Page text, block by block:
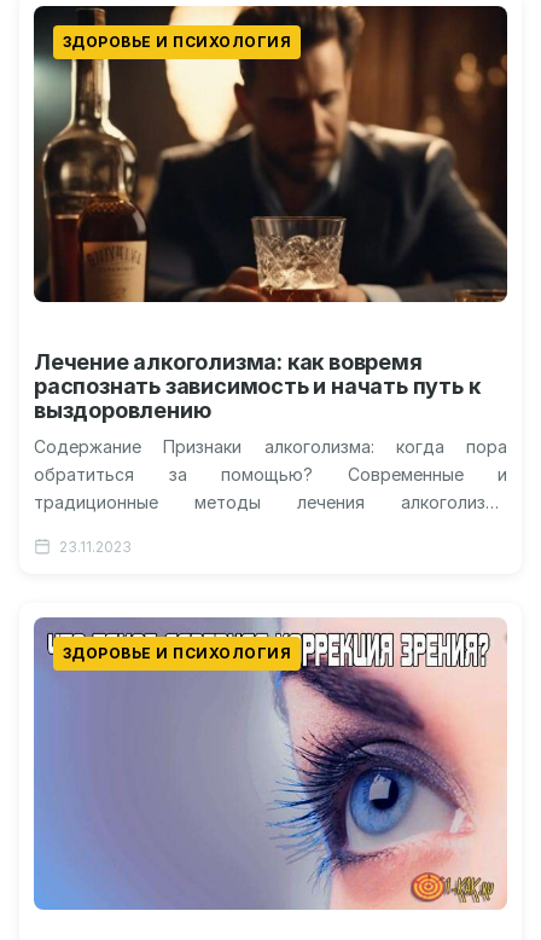
ЗДОРОВЬЕ И ПСИХОЛОГИЯ
Лечение алкоголизма: как вовремя
распознать зависимость и начать путь к
выздоровлению
Содержание Признаки алкоголизма: когда пора
обратиться за помощью? Современные и
традиционные методы лечения алкоголизма
Понимание и лечение алкоголизма:…
23.11.2023
ЗДОРОВЬЕ И ПСИХОЛОГИЯ